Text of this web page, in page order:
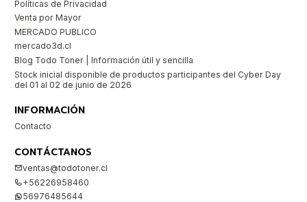
Políticas de Privacidad
Venta por Mayor
MERCADO PUBLICO
mercado3d.cl
Blog Todo Toner | Información útil y sencilla
Stock inicial disponible de productos participantes del Cyber Day
del 01 al 02 de junio de 2026
INFORMACIÓN
Contacto
CONTÁCTANOS
ventas@todotoner.cl
+56226958460
56976485644